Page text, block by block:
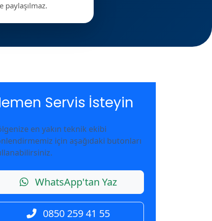
paylaşılmaz.
Servis İsteyin
en yakın teknik ekibi
için aşağıdaki butonları
WhatsApp'tan Yaz
0850 259 41 55